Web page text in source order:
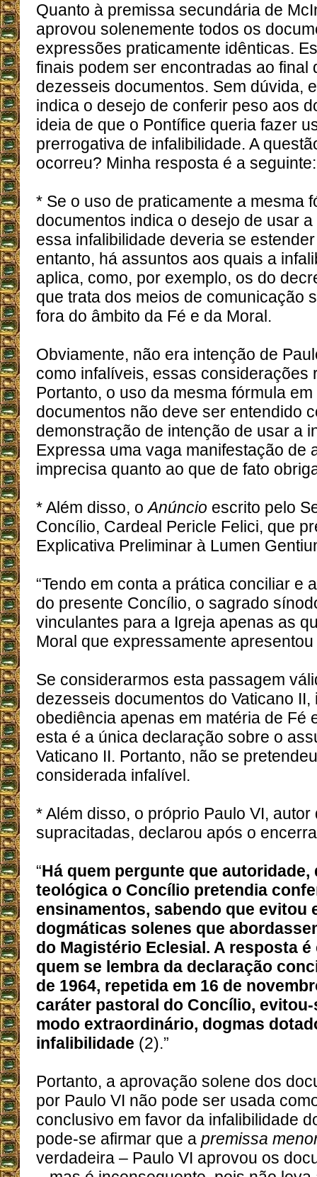
Quanto à premissa secundária de
aprovou solenemente todos os
expressões praticamente idênticas.
finais podem ser encontradas ao final
dezesseis documentos. Sem dúvida,
indica o desejo de conferir peso aos
ideia de que o Pontífice queria fazer
prerrogativa de infalibilidade. A
ocorreu? Minha resposta é a seguinte:
* Se o uso de praticamente a mesma
documentos indica o desejo de usar
essa infalibilidade deveria se
entanto, há assuntos aos quais a
aplica, como, por exemplo, os do
que trata dos meios de comunicação
fora do âmbito da Fé e da Moral.
Obviamente, não era intenção de
como infalíveis, essas considerações
Portanto, o uso da mesma fórmula
documentos não deve ser entendido
demonstração de intenção de usar a
Expressa uma vaga manifestação de
imprecisa quanto ao que de fato
* Além disso, oAnúncio escrito pelo
Concílio, Cardeal Pericle Felici, que
Explicativa Preliminar à Lumen
“Tendo em conta a prática conciliar e
do presente Concílio, o sagrado
vinculantes para a Igreja apenas as
Moral que expressamente apresentou
Se considerarmos esta passagem
dezesseis documentos do Vaticano
obediência apenas em matéria de Fé
esta é a única declaração sobre o
Vaticano II. Portanto, não se
considerada infalível.
* Além disso, o próprio Paulo VI, autor
supracitadas, declarou após o
“Há quem pergunte que
teológica o Concílio pretendia
ensinamentos, sabendo que evitou
dogmáticas solenes que
do Magistério Eclesial. A resposta
quem se lembra da declaração
de 1964, repetida em 16 de
caráter pastoral do Concílio,
modo extraordinário, dogmas
infalibilidade (2).”
Portanto, a aprovação solene dos
por Paulo VI não pode ser usada
conclusivo em favor da infalibilidade
pode-se afirmar que a premissa
verdadeira – Paulo VI aprovou os